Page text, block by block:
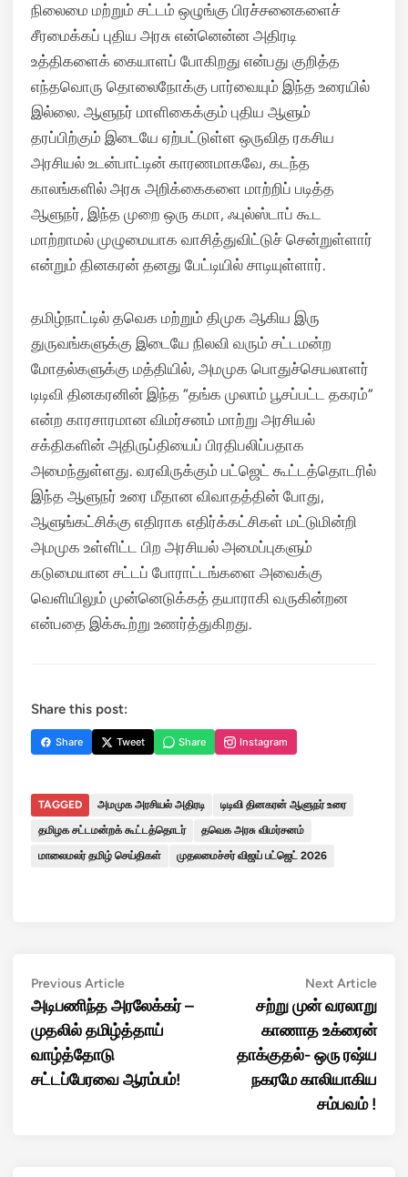
நிலைமை மற்றும் சட்டம் ஒழுங்கு பிரச்சனைகளைச்
சீரமைக்கப் புதிய அரசு என்னென்ன அதிரடி
உத்திகளைக் கையாளப் போகிறது என்பது குறித்த
எந்தவொரு தொலைநோக்கு பார்வையும் இந்த உரையில்
இல்லை. ஆளுநர் மாளிகைக்கும் புதிய ஆளும்
தரப்பிற்கும் இடையே ஏற்பட்டுள்ள ஒருவித ரகசிய
அரசியல் உடன்பாட்டின் காரணமாகவே, கடந்த
காலங்களில் அரசு அறிக்கைகளை மாற்றிப் படித்த
ஆளுநர், இந்த முறை ஒரு கமா, ஃபுல்ஸ்டாப் கூட
மாற்றாமல் முழுமையாக வாசித்துவிட்டுச் சென்றுள்ளார்
என்றும் தினகரன் தனது பேட்டியில் சாடியுள்ளார்.
தமிழ்நாட்டில் தவெக மற்றும் திமுக ஆகிய இரு
துருவங்களுக்கு இடையே நிலவி வரும் சட்டமன்ற
மோதல்களுக்கு மத்தியில், அமமுக பொதுச்செயலாளர்
டிடிவி தினகரனின் இந்த “தங்க முலாம் பூசப்பட்ட தகரம்”
என்ற காரசாரமான விமர்சனம் மாற்று அரசியல்
சக்திகளின் அதிருப்தியைப் பிரதிபலிப்பதாக
அமைந்துள்ளது. வரவிருக்கும் பட்ஜெட் கூட்டத்தொடரில்
இந்த ஆளுநர் உரை மீதான விவாதத்தின் போது,
ஆளுங்கட்சிக்கு எதிராக எதிர்க்கட்சிகள் மட்டுமின்றி
அமமுக உள்ளிட்ட பிற அரசியல் அமைப்புகளும்
கடுமையான சட்டப் போராட்டங்களை அவைக்கு
வெளியிலும் முன்னெடுக்கத் தயாராகி வருகின்றன
என்பதை இக்கூற்று உணர்த்துகிறது.
Share this post:
Share Tweet Share Instagram
TAGGED அமமுக அரசியல் அதிரடி
டிடிவி தினகரன் ஆளுநர் உரை
தமிழக சட்டமன்றக் கூட்டத்தொடர்
தவெக அரசு விமர்சனம்
மாலைமலர் தமிழ் செய்திகள்
முதலமைச்சர் விஜய் பட்ஜெட் 2026
Post
navigation
Previous ArticlePrevious
article:
அடிபணிந்த அரலேக்கர் –
முதலில் தமிழ்த்தாய்
வாழ்த்தோடு
சட்டப்பேரவை ஆரம்பம்!
Next ArticleNext
சற்று முன் வரலாறு
காணாத உக்ரைன்
தாக்குதல்- ஒரு ரஷ்ய
நகரமே காலியாகிய
சம்பவம் !